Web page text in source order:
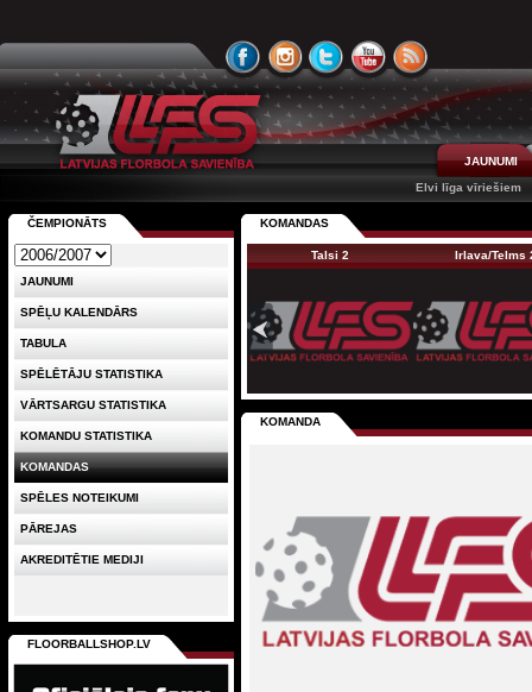
JAUNUMI
Elvi līga vīriešiem
KOMANDAS
Talsi 2 Irlava/Telms
KOMANDA
ČEMPIONĀTS
JAUNUMI
SPĒĻU KALENDĀRS
TABULA
SPĒLĒTĀJU STATISTIKA
VĀRTSARGU STATISTIKA
KOMANDU STATISTIKA
KOMANDAS
SPĒLES NOTEIKUMI
PĀREJAS
AKREDITĒTIE MEDIJI
FLOORBALLSHOP.LV